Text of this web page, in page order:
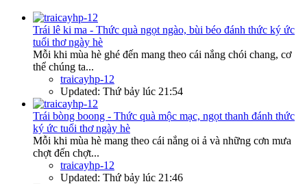
Trái lê ki ma - Thức quà ngọt ngào, bùi béo đánh thức ký ức
tuổi thơ ngày hè
Mỗi khi mùa hè ghé đến mang theo cái nắng chói chang, cơ
thể chúng ta...
traicayhp-12
Updated: Thứ bảy lúc 21:54
Trái bòng boong - Thức quà mộc mạc, ngọt thanh đánh thức
ký ức tuổi thơ ngày hè
Mỗi khi mùa hè mang theo cái nắng oi ả và những cơn mưa
chợt đến chợt...
traicayhp-12
Updated: Thứ bảy lúc 21:46